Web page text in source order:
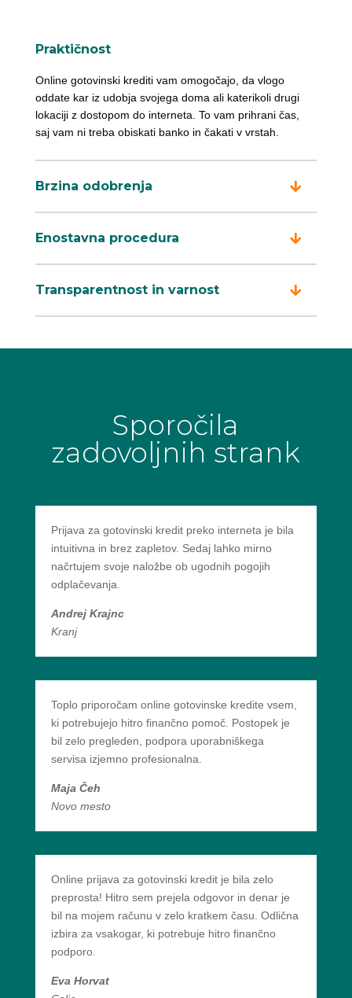
Praktičnost
Online gotovinski krediti vam omogočajo, da vlogo
oddate kar iz udobja svojega doma ali katerikoli drugi
lokaciji z dostopom do interneta. To vam prihrani čas,
saj vam ni treba obiskati banko in čakati v vrstah.
Brzina odobrenja
Enostavna procedura
Transparentnost in varnost
Sporočila
zadovoljnih strank
Prijava za gotovinski kredit preko interneta je bila
intuitivna in brez zapletov. Sedaj lahko mirno
načrtujem svoje naložbe ob ugodnih pogojih
odplačevanja.
Andrej Krajnc
Kranj
Toplo priporočam online gotovinske kredite vsem,
ki potrebujejo hitro finančno pomoč. Postopek je
bil zelo pregleden, podpora uporabniškega
servisa izjemno profesionalna.
Maja Čeh
Novo mesto
Online prijava za gotovinski kredit je bila zelo
preprosta! Hitro sem prejela odgovor in denar je
bil na mojem računu v zelo kratkem času. Odlična
izbira za vsakogar, ki potrebuje hitro finančno
podporo.
Eva Horvat